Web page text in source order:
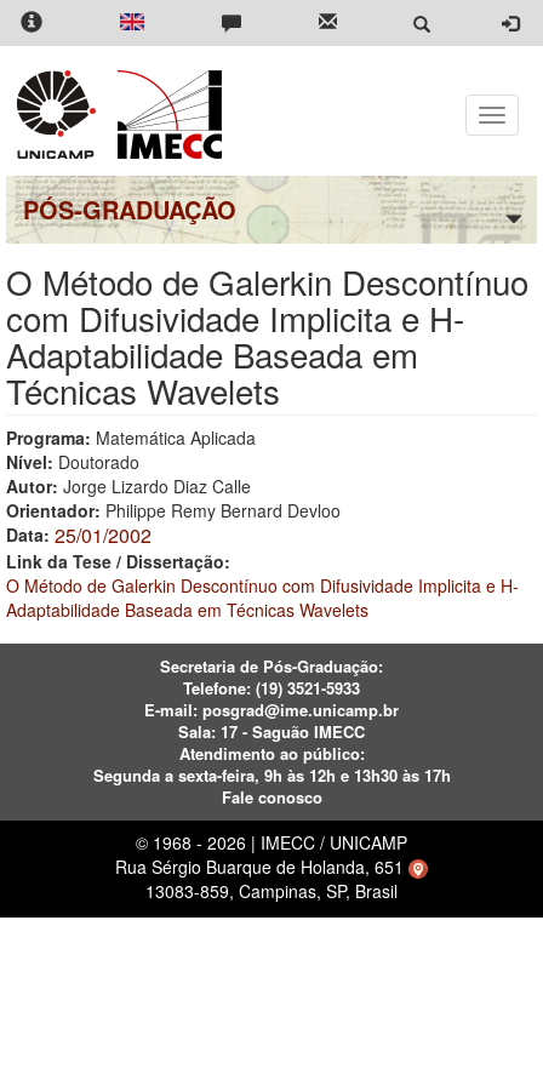
Pular
para
conteúdo
principal
Toggle
PÓS-GRADUAÇÃO
O Método de Galerkin Descontínuo
com Difusividade Implicita e H-
Adaptabilidade Baseada em
Técnicas Wavelets
Programa: Matemática Aplicada
Nível: Doutorado
Autor: Jorge Lizardo Diaz Calle
Orientador: Philippe Remy Bernard Devloo
Data: 25/01/2002
Link da Tese / Dissertação:
O Método de Galerkin Descontínuo com Difusividade Implicita e H-
Adaptabilidade Baseada em Técnicas Wavelets
Secretaria de Pós-Graduação:
Telefone: (19) 3521-5933
E-mail: posgrad@ime.unicamp.br
Sala: 17 - Saguão IMECC
Atendimento ao público:
Segunda a sexta-feira, 9h às 12h e 13h30 às 17h
Fale conosco
© 1968 - 2026 | IMECC / UNICAMP
Rua Sérgio Buarque de Holanda, 651
13083-859, Campinas, SP, Brasil